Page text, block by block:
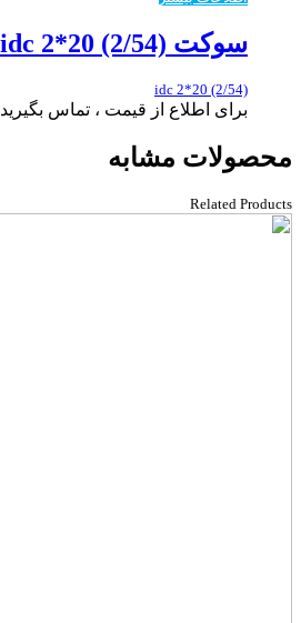
سوکت idc 2*20 (2/54)
idc 2*20 (2/54)
برای اطلاع از قیمت ، تماس بگیرید
محصولات مشابه
Related Products